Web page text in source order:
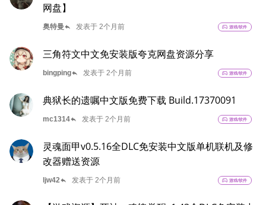
网盘】
奥特曼reply 发表于 2个月前 sports_esports 游戏/软件
三角符文中文免安装版夸克网盘资源分享
bingpingreply 发表于 2个月前 sports_esports 游戏/软件
典狱长的遗嘱中文版免费下载 Build.17370091
mc1314reply 发表于 2个月前 sports_esports 游戏/软件
灵魂面甲v0.5.16全DLC免安装中文版单机联机及修
改器赠送资源
ljw42reply 发表于 2个月前 sports_esports 游戏/软件